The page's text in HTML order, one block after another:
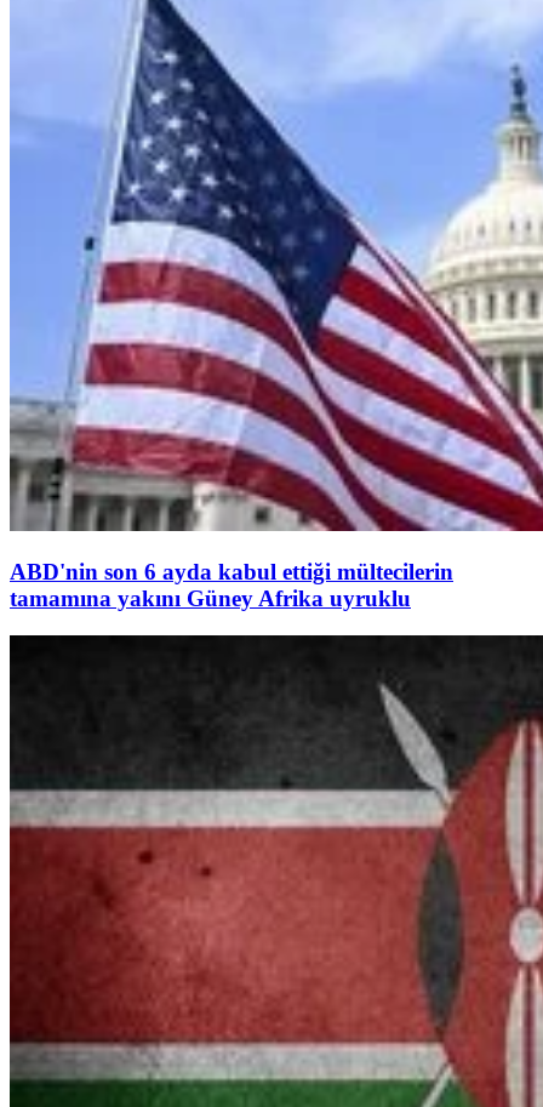
ABD'nin son 6 ayda kabul ettiği mültecilerin
tamamına yakını Güney Afrika uyruklu